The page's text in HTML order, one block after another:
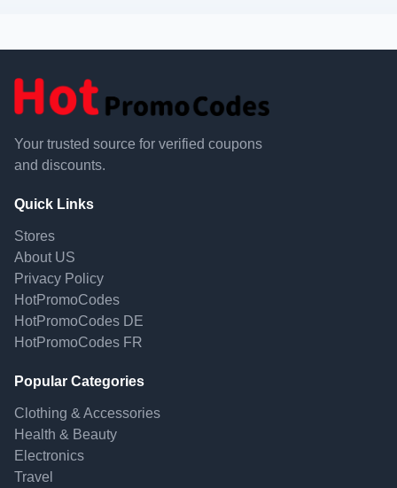
Your trusted source for verified coupons
and discounts.
Quick Links
Stores
About US
Privacy Policy
HotPromoCodes
HotPromoCodes DE
HotPromoCodes FR
Popular Categories
Clothing & Accessories
Health & Beauty
Electronics
Travel